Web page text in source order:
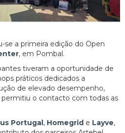
se a primeira edição do Open
, em Pombal.
tiveram a oportunidade de
práticos dedicados a
de elevado desempenho,
o contacto com todas as
Portugal, Homegrid e Layve,